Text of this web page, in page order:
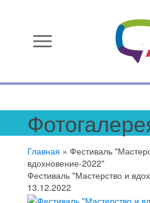
menu
Главная » Фестиваль
вдохновение-2022"
Фестиваль "Мастерство и
13.12.2022